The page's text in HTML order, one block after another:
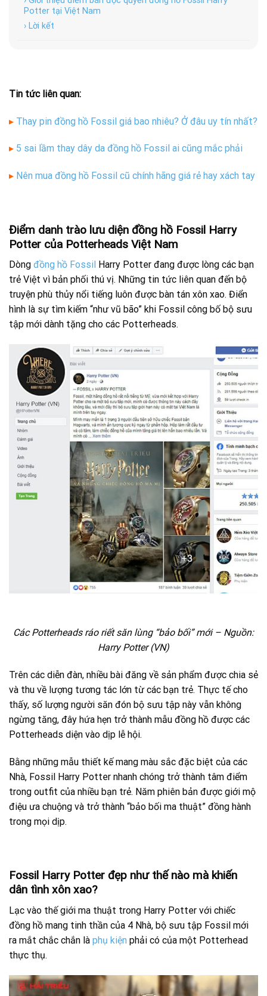
Potter tại Việt Nam
› Lời kết
Tin tức liên quan:
▸ Thay pin đồng hồ Fossil giá bao nhiêu? Ở đâu uy tín nhất?
▸ 5 sai lầm thay dây da đồng hồ Fossil ai cũng mắc phải
▸ Nên mua đồng hồ Fossil cũ chính hãng giá rẻ hay xách tay
Điểm danh trào lưu diện đồng hồ Fossil Harry
Potter của Potterheads Việt Nam
Dòng đồng hồ Fossil Harry Potter đang được lòng các bạn
trẻ Việt vì bản phối thú vị. Những tin tức liên quan đến bộ
truyện phù thủy nổi tiếng luôn được bàn tán xôn xao. Điển
hình là sự tìm kiếm “như vũ bão” khi Fossil công bố bộ sưu
tập mới dành tặng cho các Potterheads.
Các Potterheads ráo riết săn lùng “bảo bối” mới – Nguồn:
Harry Potter (VN)
Trên các diễn đàn, nhiều bài đăng về sản phẩm được chia sẻ
và thu về lượng tương tác lớn từ các bạn trẻ. Thực tế cho
thấy, số lượng người săn đón bộ sưu tập này vẫn không
ngừng tăng, đây hứa hẹn trở thành mẫu đồng hồ được các
Potterheads diện vào dịp lễ hội.
Bằng những mẫu thiết kế mang màu sắc đặc biệt của các
Nhà, Fossil Harry Potter nhanh chóng trở thành tâm điểm
trong outfit của nhiều bạn trẻ. Năm phiên bản được giới mộ
điệu ưa chuộng và trở thành “bảo bối ma thuật” đồng hành
trong mọi dịp.
Fossil Harry Potter đẹp như thế nào mà khiến
dân tình xôn xao?
Lạc vào thế giới ma thuật trong Harry Potter với chiếc
đồng hồ mang tinh thần của 4 Nhà, bộ sưu tập Fossil mới
ra mắt chắc chắn là phụ kiện phải có của một Potterhead
thực thụ.